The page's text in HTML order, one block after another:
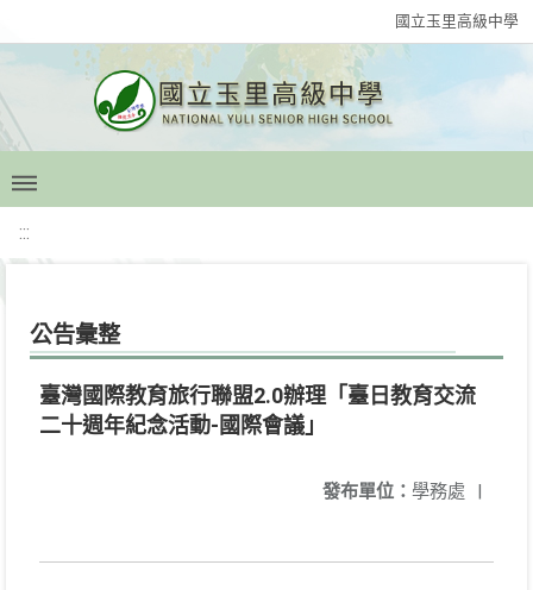
國立玉里高級中學
:::
公告彙整
臺灣國際教育旅行聯盟2.0辦理「臺日教育交流
二十週年紀念活動-國際會議」
發布單位： 學務處 |